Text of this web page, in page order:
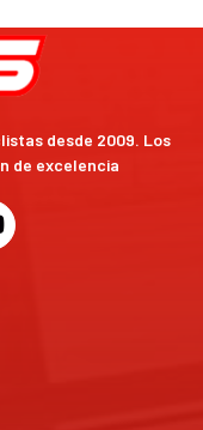
desde 2009. Los
de excelencia